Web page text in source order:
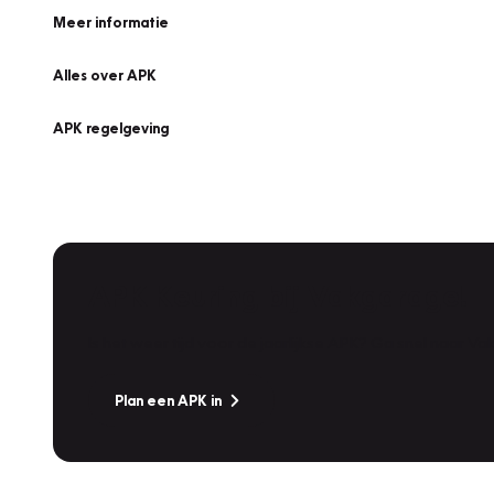
Meer informatie
Alles over APK
APK regelgeving
Plan een APK in